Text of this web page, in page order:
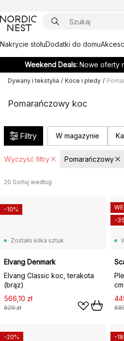
Nakrycie stołuDodatki do domu
Weekend Deals: Nowe oferty
Dywany i tekstylia / Koce i pledy /
Pomarańczowy koc
Filtry W magazynie
Wyczyść filtry Pomarańczowy
20 Sortuj według
Zostało kilka sztuk
Elvang Denmark
Elvang Classic koc, terakota
(brąz)
566,10 zł
629 zł
-10%
-
-20% -